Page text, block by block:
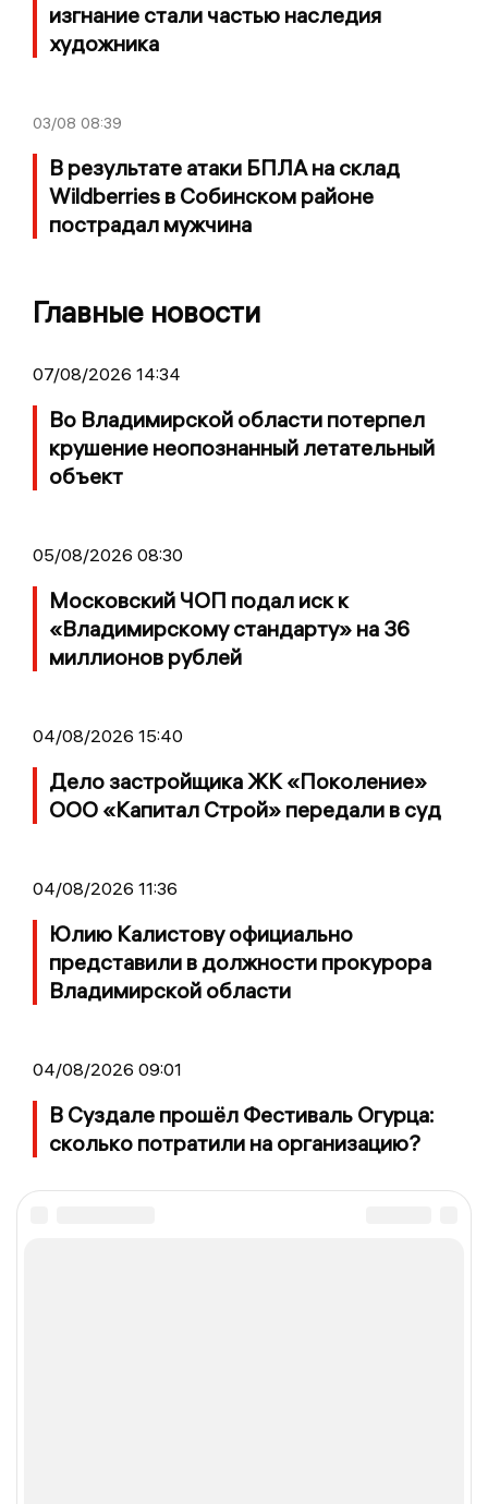
изгнание стали частью наследия
художника
03/08 08:39
В результате атаки БПЛА на склад
Wildberries в Собинском районе
пострадал мужчина
Главные новости
07/08/2026 14:34
Во Владимирской области потерпел
крушение неопознанный летательный
объект
05/08/2026 08:30
Московский ЧОП подал иск к
«Владимирскому стандарту» на 36
миллионов рублей
04/08/2026 15:40
Дело застройщика ЖК «Поколение»
ООО «Капитал Строй» передали в суд
04/08/2026 11:36
Юлию Калистову официально
представили в должности прокурора
Владимирской области
04/08/2026 09:01
В Суздале прошёл Фестиваль Огурца:
сколько потратили на организацию?